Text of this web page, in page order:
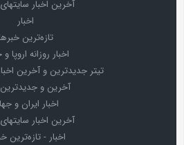
آخرین اخبار
اخبار
تازه‌ترین خبرها
اخبار روزانه اروپا
تیتر جدیدترین و آخرین
آخرین و جدیدترین
اخبار ایران و
آخرین اخبار
اخبار - تازه‌ترین